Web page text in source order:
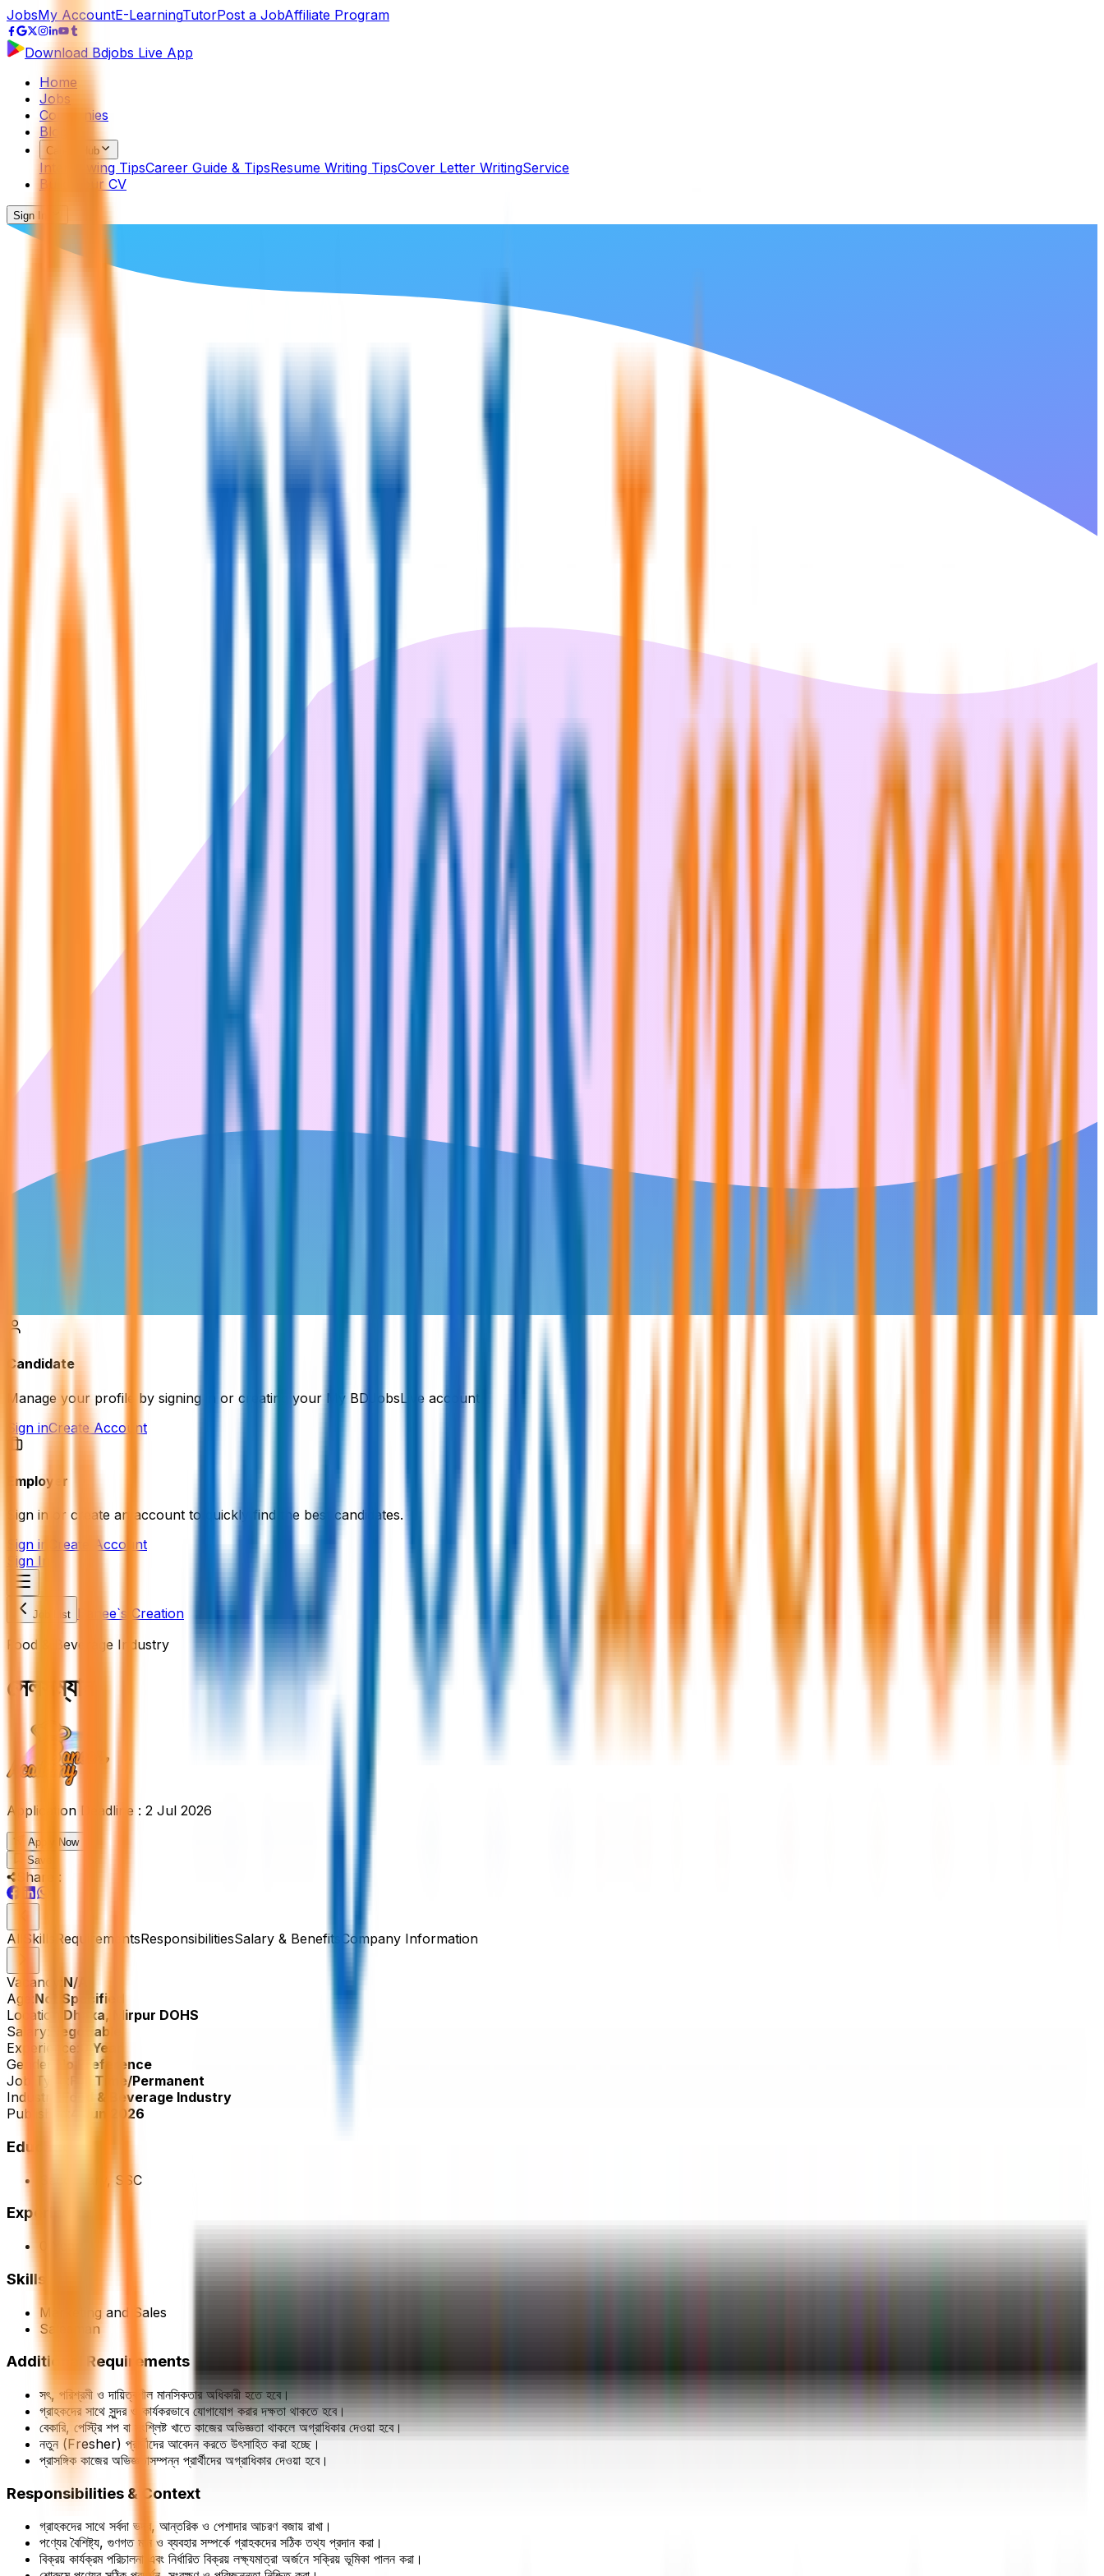
JobsMy AccountE-LearningTutorPost a JobAffiliate Program
Download Bdjobs Live App
Home
Jobs
Companies
Blog
Career Hub
Interviewing TipsCareer Guide & TipsResume Writing TipsCover Letter WritingService
Build Your CV
Sign In
Candidate
Manage your profile by signing in or creating your My BDJobsLive account.
Sign inCreate Account
Employer
Sign in or create an account to quickly find the best candidates.
Sign in
Create Account
Sign In
Job List
Banee`s Creation
Food & Beverage Industry
সেলসম্যান
Application Deadline : 2 Jul 2026
Apply Now
Save
Share :
All Skills RequirementsResponsibilitiesSalary & Benefits Company Information
Vacancy: N/A
Age:Not Specified
Location: Dhaka, Mirpur DOHS
Salary:
Negotiable
Experience:
0 Year
Gender:
No Preference
Job Type:
Full Time/Permanent
Industry:
Food & Beverage Industry
Published:
4 Jun 2026
Education
Secondary, SSC
Experience
Skills
Marketing and Sales
Salesman
Additional Requirements
সৎ, পরিশ্রমী ও দায়িত্বশীল মানসিকতার অধিকারী হতে হবে।
গ্রাহকদের সাথে সুন্দর ও কার্যকরভাবে যোগাযোগ করার দক্ষতা থাকতে হবে।
বেকারি, পেস্ট্রি শপ বা সংশ্লিষ্ট খাতে কাজের অভিজ্ঞতা থাকলে অগ্রাধিকার দেওয়া হবে।
নতুন (Fresher) প্রার্থীদের আবেদন করতে উৎসাহিত করা হচ্ছে।
প্রাসঙ্গিক কাজের অভিজ্ঞতাসম্পন্ন প্রার্থীদের অগ্রাধিকার দেওয়া হবে।
Responsibilities & Context
গ্রাহকদের সাথে সর্বদা ভদ্র, আন্তরিক ও পেশাদার আচরণ বজায় রাখা।
পণ্যের বৈশিষ্ট্য, গুণগত মান ও ব্যবহার সম্পর্কে গ্রাহকদের সঠিক তথ্য প্রদান করা।
বিক্রয় কার্যক্রম পরিচালনা এবং নির্ধারিত বিক্রয় লক্ষ্যমাত্রা অর্জনে সক্রিয় ভূমিকা পালন করা।